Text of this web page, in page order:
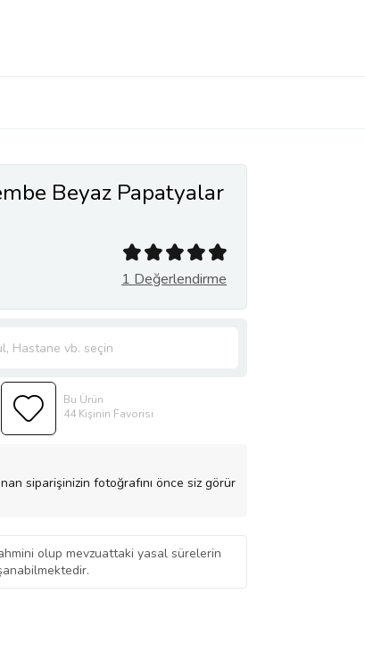
Beyaz Papatyalar
1 Değerlendirme
Bu Ürün
44 Kişinin Favorisi
siparişinizin fotoğrafını önce siz görür
olup mevzuattaki yasal sürelerin